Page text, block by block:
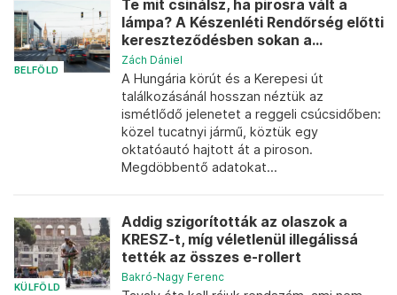
BELFÖLD
Te mit csinálsz, ha pirosra vált a
lámpa? A Készenléti Rendőrség előtti
kereszteződésben sokan a...
Zách Dániel
A Hungária körút és a Kerepesi út
találkozásánál hosszan néztük az
ismétlődő jelenetet a reggeli csúcsidőben:
közel tucatnyi jármű, köztük egy
oktatóautó hajtott át a piroson.
Megdöbbentő adatokat...
KÜLFÖLD
Addig szigorították az olaszok a
KRESZ-t, míg véletlenül illegálissá
tették az összes e-rollert
Bakró-Nagy Ferenc